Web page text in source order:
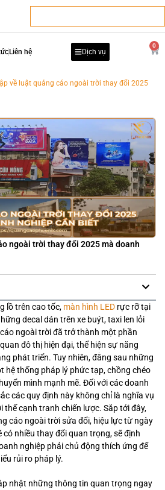
Liên hệ Dịch vụ
0
về luật quảng cáo ngoài trời thay đổi 2025
ngoài trời thay đổi 2025 mà doanh
lồ trên cao tốc, màn hình LED rực rỡ tại
decal dán trên xe buýt, taxi len lỏi
ngoài trời đã trở thành một phần
đô thị hiện đại, thể hiện sự năng
phát triển. Tuy nhiên, đằng sau những
hệ thống pháp lý phức tạp, chồng chéo
mình mạnh mẽ. Đối với các doanh
các quy định này không chỉ là nghĩa vụ
thế cạnh tranh chiến lược. Sắp tới đây,
cáo ngoài trời sửa đổi, hiệu lực từ ngày
nhiều thay đổi quan trọng, sẽ định
nghiệp phải chủ động thích ứng để
rủi ro pháp lý.
nhật những thông tin quan trọng ngay